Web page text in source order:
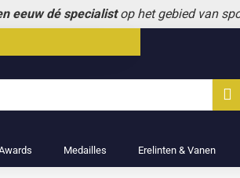
eeuw dé specialistop het gebied van
Medailles Erelinten & Vanen